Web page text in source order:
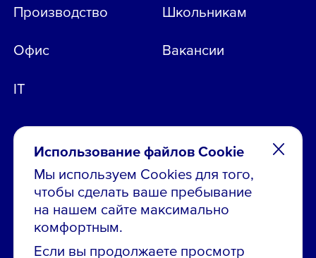
Использование файлов Cookie
Мы используем Cookies для того,
чтобы сделать ваше пребывание
на нашем сайте максимально
комфортным.
Если вы продолжаете просмотр
Остались вопросы по вакансиям?
Звони в контакт-центр:
8 800 700-19-43
Производство
Офис
IT
Школьникам
Вакансии